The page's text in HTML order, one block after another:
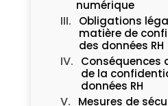
numérique
Obligations
matière de
des données RH
Conséquences
de la
données RH
Mesures de